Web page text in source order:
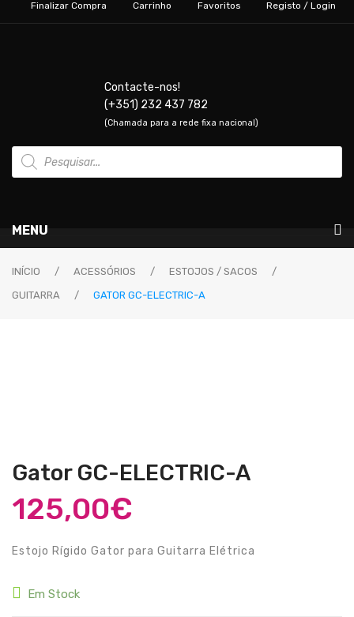
Finalizar Compra Carrinho Favoritos Registo / Login
Contacte-nos!
(+351) 232 437 782
(Chamada para a rede fixa nacional)
Products
search
MENU
Instrumentos Musicais
GUITARRAS & BAIXOS
Amplificadores Guitarra
Efeitos
INÍCIO / ACESSÓRIOS / ESTOJOS / SACOS
/
GUITARRA
/ GATOR GC-ELECTRIC-A
Gator GC-ELECTRIC-A
125,00€
Estojo Rígido Gator para Guitarra Elétrica
Em Stock